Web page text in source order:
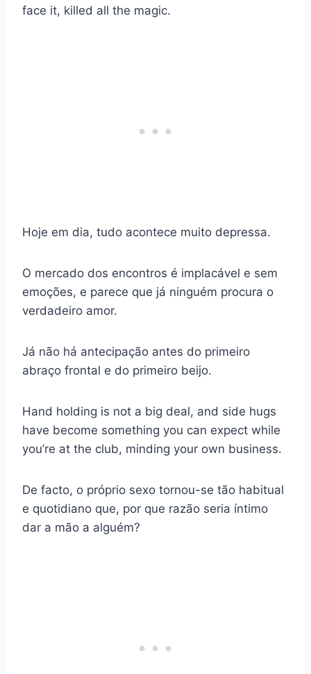
face it, killed all the magic.
Hoje em dia, tudo acontece muito depressa.
O mercado dos encontros é implacável e sem
emoções, e parece que já ninguém procura o
verdadeiro amor.
Já não há antecipação antes do primeiro
abraço frontal e do primeiro beijo.
Hand holding is not a big deal, and side hugs
have become something you can expect while
you’re at the club, minding your own business.
De facto, o próprio sexo tornou-se tão habitual
e quotidiano que, por que razão seria íntimo
dar a mão a alguém?